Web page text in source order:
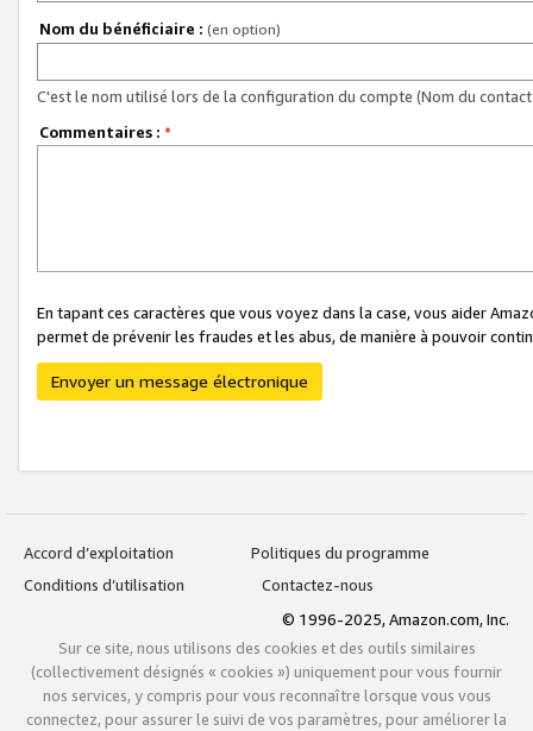
Nom du bénéficiaire : (en option)
C'est le nom utilisé lors de la configuration du compte (Nom du
Commentaires : *
En tapant ces caractères que vous voyez dans la case, vous aider
permet de prévenir les fraudes et les abus, de manière à pouvoir
Envoyer un message électronique
Accord d’exploitation
Politiques du programme
Conditions d’utilisation
Contactez-nous
© 1996-2025, Amazon.com, Inc.
Sur ce site, nous utilisons des cookies et des outils similaires
(collectivement désignés « cookies ») uniquement pour vous fournir
nos services, y compris pour vous reconnaître lorsque vous vous
connectez, pour assurer le suivi de vos paramètres, pour améliorer la